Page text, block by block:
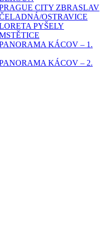
CITY ZBRASLAV
OSTRAVICE
PYŠELY
KÁCOV – 1.
KÁCOV – 2.